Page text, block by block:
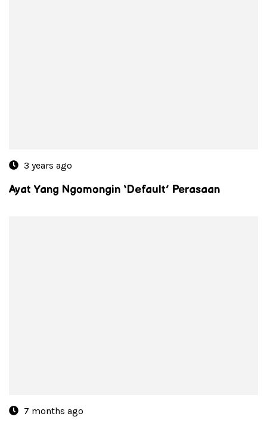
3 years ago
Ayat Yang Ngomongin ‘Default’ Perasaan
7 months ago